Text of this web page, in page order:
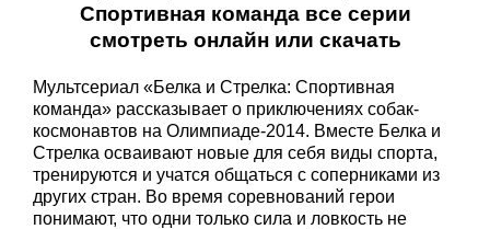
Спортивная команда все серии
смотреть онлайн или скачать
Мультсериал «Белка и Стрелка: Спортивная
команда» рассказывает о приключениях собак-
космонавтов на Олимпиаде-2014. Вместе Белка и
Стрелка осваивают новые для себя виды спорта,
тренируются и учатся общаться с соперниками из
других стран. Во время соревнований герои
понимают, что одни только сила и ловкость не